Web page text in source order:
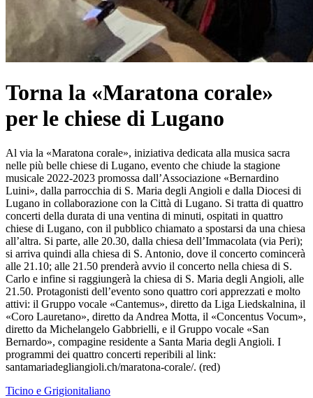
Torna la «Maratona corale»
per le chiese di Lugano
Al via la «Maratona corale», iniziativa dedicata alla musica sacra
nelle più belle chiese di Lugano, evento che chiude la stagione
musicale 2022-2023 promossa dall’Associazione «Bernardino
Luini», dalla parrocchia di S. Maria degli Angioli e dalla Diocesi di
Lugano in collaborazione con la Città di Lugano. Si tratta di quattro
concerti della durata di una ventina di minuti, ospitati in quattro
chiese di Lugano, con il pubblico chiamato a spostarsi da una chiesa
all’altra. Si parte, alle 20.30, dalla chiesa dell’Immacolata (via Peri);
si arriva quindi alla chiesa di S. Antonio, dove il concerto comincerà
alle 21.10; alle 21.50 prenderà avvio il concerto nella chiesa di S.
Carlo e infine si raggiungerà la chiesa di S. Maria degli Angioli, alle
21.50. Protagonisti dell’evento sono quattro cori apprezzati e molto
attivi: il Gruppo vocale «Cantemus», diretto da Liga Liedskalnina, il
«Coro Lauretano», diretto da Andrea Motta, il «Concentus Vocum»,
diretto da Michelangelo Gabbrielli, e il Gruppo vocale «San
Bernardo», compagine residente a Santa Maria degli Angioli. I
programmi dei quattro concerti reperibili al link:
santamariadegliangioli.ch/maratona-corale/. (red)
Ticino e Grigionitaliano